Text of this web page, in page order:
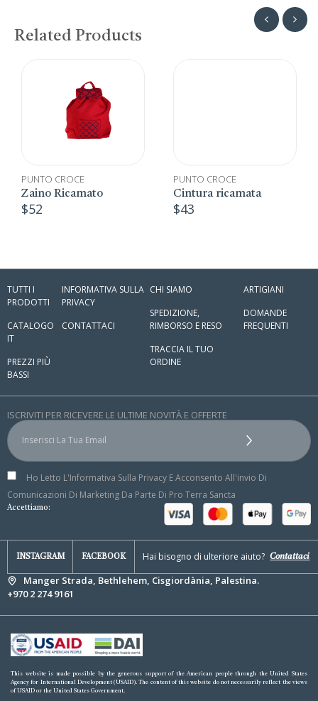
Related Products
PUNTO CROCE
Zaino Ricamato
$52
PUNTO CROCE
Cintura ricamata
$43
ISCRIVITI PER RICEVERE LE ULTIME NOVITÀ E OFFERTE
Ho Letto L'Informativa Sulla Privacy E Acconsento All'invio Di
Comunicazioni Di Marketing Da Parte Di Pro Terra Sancta
Accettiamo:
TUTTI I
PRODOTTI
CATALOGO
IT
PREZZI PIÙ
BASSI
INFORMATIVA SULLA
PRIVACY
CONTATTACI
CHI SIAMO
SPEDIZIONE,
RIMBORSO E RESO
TRACCIA IL TUO
ORDINE
ARTIGIANI
DOMANDE
FREQUENTI
INSTAGRAM FACEBOOK Hai bisogno di ulteriore aiuto? Contattaci
Manger Strada, Bethlehem, Cisgiordània, Palestina.
+970 2 274 9161
This website is made possible by the generous support of the American people through the United States
Agency for International Development (USAID). The content of this website do not necessarily reflect the views
of USAID or the United States Government.